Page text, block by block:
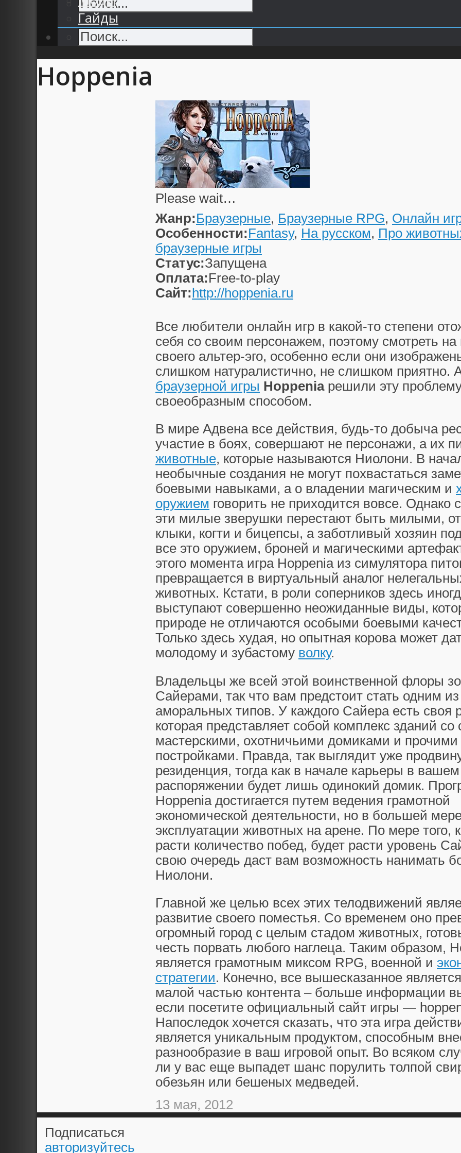
Гайды
Hoppenia
Please wait…
Жанр:Браузерные, Браузерные RPG, Онлайн
Особенности:Fantasy, На русском, Про
браузерные игры
Статус:Запущена
Оплата:Free-to-play
Сайт: http://hoppenia.ru
Все любители онлайн игр в какой-то степени
себя со своим персонажем, поэтому смотреть
своего альтер-эго, особенно если они
слишком натуралистично, не слишком приятно.
браузерной игры Hoppeniaрешили эту проблему
своеобразным способом.
В мире Адвена все действия, будь-то добыча
участие в боях, совершают не персонажи, а их
животные, которые называются Ниолони. В
необычные создания не могут похвастаться
боевыми навыками, а о владении магическим и
оружием говорить не приходится вовсе. Однако
эти милые зверушки перестают быть милыми,
клыки, когти и бицепсы, а заботливый хозяин
все это оружием, броней и магическими
этого момента игра Hoppenia из симулятора
превращается в виртуальный аналог
животных. Кстати, в роли соперников здесь
выступают совершенно неожиданные виды,
природе не отличаются особыми боевыми
Только здесь худая, но опытная корова может
молодому и зубастому волку.
Владельцы же всей этой воинственной флоры
Сайерами, так что вам предстоит стать одним из
аморальных типов. У каждого Сайера есть своя
которая представляет собой комплекс зданий со
мастерскими, охотничьими домиками и прочими
постройками. Правда, так выглядит уже
резиденция, тогда как в начале карьеры в вашем
распоряжении будет лишь одинокий домик.
Hoppenia достигается путем ведения грамотной
экономической деятельности, но в большей
эксплуатации животных на арене. По мере того,
расти количество побед, будет расти уровень
свою очередь даст вам возможность нанимать
Ниолони.
Главной же целью всех этих телодвижений
развитие своего поместья. Со временем оно
огромный город с целым стадом животных,
честь порвать любого наглеца. Таким образом,
является грамотным миксом RPG, военной и
стратегии. Конечно, все вышесказанное
малой частью контента – больше информации
если посетите официальный сайт игры —
Напоследок хочется сказать, что эта игра
является уникальным продуктом, способным
разнообразие в ваш игровой опыт. Во всяком
ли у вас еще выпадет шанс порулить толпой
обезьян или бешеных медведей.
13 мая, 2012
Подписаться
авторизуйтесь